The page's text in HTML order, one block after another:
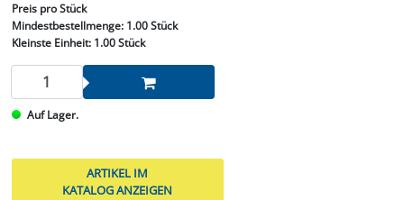
Preis pro Stück
Mindestbestellmenge: 1.00 Stück
Kleinste Einheit:1.00 Stück
Auf Lager.
ARTIKEL IM
KATALOG ANZEIGEN